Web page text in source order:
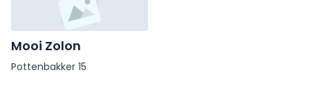
Mooi Zolon
Pottenbakker 15